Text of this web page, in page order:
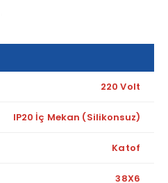
220 Volt
IP20 İç Mekan (Silikonsuz)
Katof
38X6